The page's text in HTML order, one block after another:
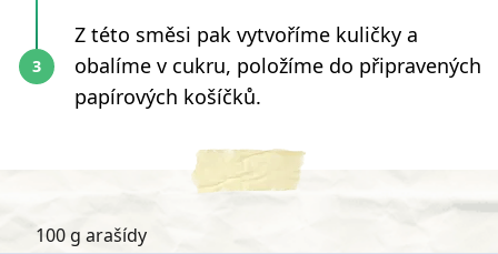
Z této směsi pak vytvoříme kuličky a
obalíme v cukru, položíme do připravených
papírových košíčků.
100 g arašídy